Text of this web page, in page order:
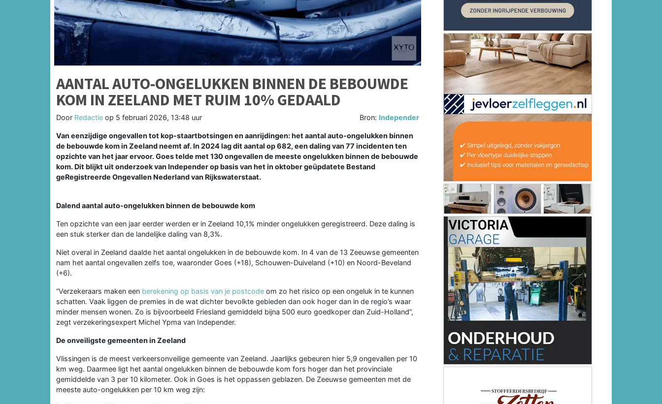
AANTAL AUTO-ONGELUKKEN BINNEN DE BEBOUWDE
KOM IN ZEELAND MET RUIM 10% GEDAALD
Door Redactie op 5 februari 2026, 13:48 uur Bron: Independer
Van eenzijdige ongevallen tot kop-staartbotsingen en aanrijdingen: het aantal auto-ongelukken binnen
de bebouwde kom in Zeeland neemt af. In 2024 lag dit aantal op 682, een daling van 77 incidenten ten
opzichte van het jaar ervoor. Goes telde met 130 ongevallen de meeste ongelukken binnen de bebouwde
kom. Dit blijkt uit onderzoek van Independer op basis van het in oktober geüpdatete Bestand
geRegistreerde Ongevallen Nederland van Rijkswaterstaat.
Dalend aantal auto-ongelukken binnen de bebouwde kom
Ten opzichte van een jaar eerder werden er in Zeeland 10,1% minder ongelukken geregistreerd. Deze daling is
een stuk sterker dan de landelijke daling van 8,3%.
Niet overal in Zeeland daalde het aantal ongelukken in de bebouwde kom. In 4 van de 13 Zeeuwse gemeenten
nam het aantal ongevallen zelfs toe, waaronder Goes (+18), Schouwen-Duiveland (+10) en Noord-Beveland
(+6).
“Verzekeraars maken een berekening op basis van je postcode om zo het risico op een ongeluk in te kunnen
schatten. Vaak liggen de premies in de wat dichter bevolkte gebieden dan ook hoger dan in de regio’s waar
minder mensen wonen. Zo is bijvoorbeeld Friesland gemiddeld bijna 500 euro goedkoper dan Zuid-Holland”,
zegt verzekeringsexpert Michel Ypma van Independer.
De onveiligste gemeenten in Zeeland
Vlissingen is de meest verkeersonveilige gemeente van Zeeland. Jaarlijks gebeuren hier 5,9 ongevallen per 10
km weg. Daarmee ligt het aantal ongelukken binnen de bebouwde kom fors hoger dan het provinciale
gemiddelde van 3 per 10 kilometer. Ook in Goes is het oppassen geblazen. De Zeeuwse gemeenten met de
meeste auto-ongelukken per 10 km weg zijn: